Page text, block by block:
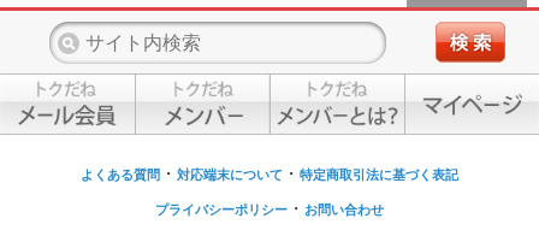
よくある質問 ・ 対応端末について ・ 特定商取引法に基づく表記
プライバシーポリシー ・ お問い合わせ